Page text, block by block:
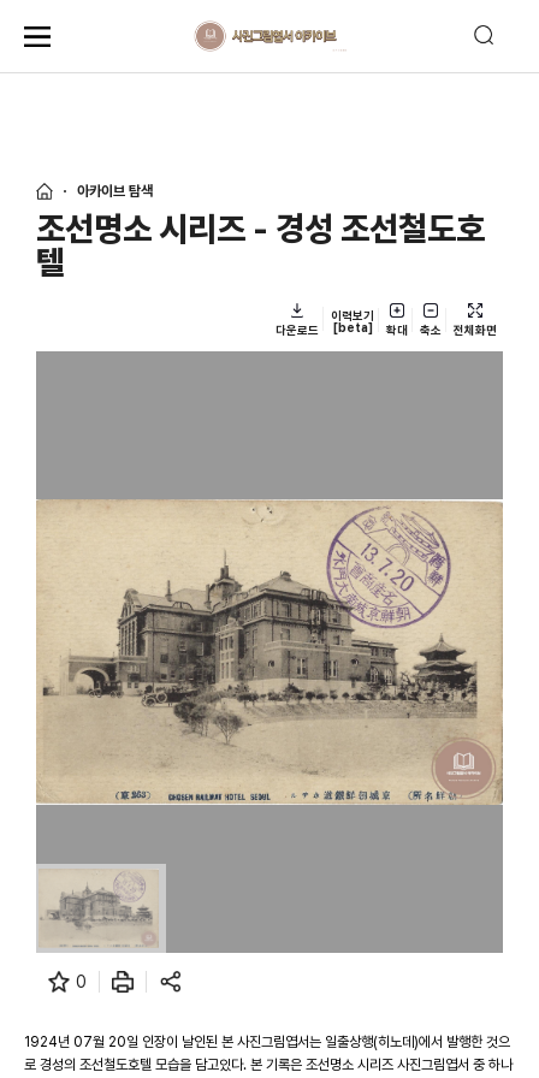
아카이브 탐색
조선명소 시리즈 - 경성 조선철도호
텔
다운로드
이력보기
[beta]
확대 축소 전체화면
0
1924년 07월 20일 인장이 날인된 본 사진그림엽서는 일출상행(히노데)에서 발행한 것으
로 경성의 조선철도호텔 모습을 담고있다. 본 기록은 조선명소 시리즈 사진그림엽서 중 하나